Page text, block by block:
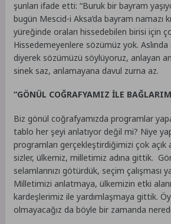
şunları ifade etti: “Buruk bir bayram
bugün Mescid-i Aksa’da bayram namazı
yüreğinde oraları hissedebilen birisi için
Hissedemeyenlere sözümüz yok.
diyerek sözümüzü söylüyoruz, anlayan
sinek saz, anlamayana davul zurna az.
“GÖNÜL COĞRAFYAMIZ İLE
Biz gönül coğrafyamızda programlar
tablo her şeyi anlatıyor değil mi? Niye
programları gerçekleştirdiğimizi çok açık
sizler, ülkemiz, milletimiz adına gittik.
selamlarınızı götürdük, seçim çalışması
Milletimizi anlatmaya, ülkemizin etki
kardeşlerimiz ile yardımlaşmaya gittik.
olmayacağız da böyle bir zamanda